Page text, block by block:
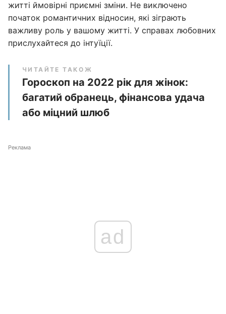
житті ймовірні приємні зміни. Не виключено
початок романтичних відносин, які зіграють
важливу роль у вашому житті. У справах любовних
прислухайтеся до інтуїції.
ЧИТАЙТЕ ТАКОЖ
Гороскоп на 2022 рік для жінок:
багатий обранець, фінансова удача
або міцний шлюб
Реклама
ad